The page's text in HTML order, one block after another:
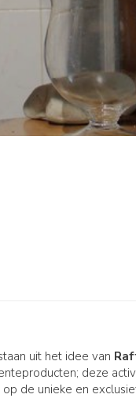
uit het idee van
deze
de unieke en